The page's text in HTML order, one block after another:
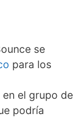
se
para los
el grupo de
podría